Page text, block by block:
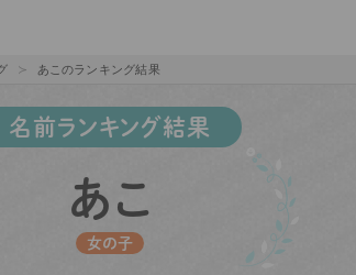
あこのランキング結果
名前ランキング結果
あこ
女の子